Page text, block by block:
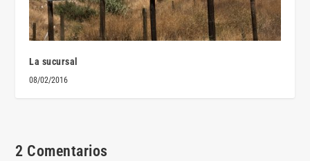
La sucursal
08/02/2016
2 Comentarios